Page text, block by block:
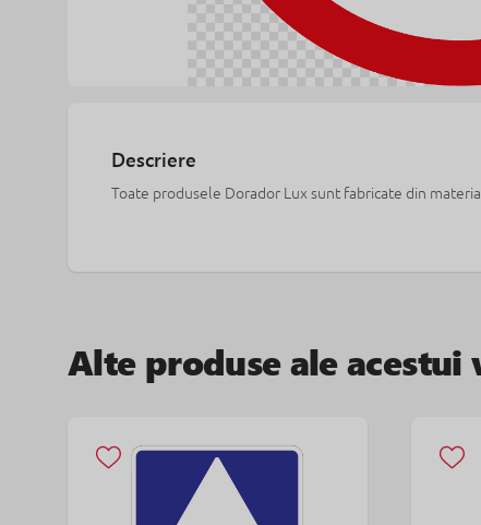
Descriere
Toate produsele Dorador Lux sunt fabricate din
Alte produse ale acestui